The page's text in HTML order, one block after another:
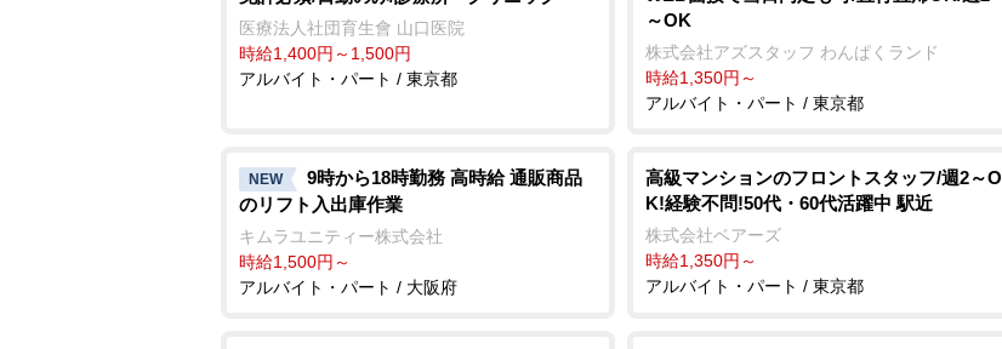
医療法人社団育生會 山口医院
時給1,400円～1,500円
アルバイト・パート / 東京都
～OK
株式会社アズスタッフ わんぱくランド
時給1,350円～
アルバイト・パート / 東京都
NEW
9時から18時勤務 高時給 通販商品
のリフト入出庫作業
キムラユニティー株式会社
時給1,500円～
アルバイト・パート / 大阪府
高級マンションのフロントスタッフ/週2～O
K!経験不問!50代・60代活躍中 駅近
株式会社ベアーズ
時給1,350円～
アルバイト・パート / 東京都